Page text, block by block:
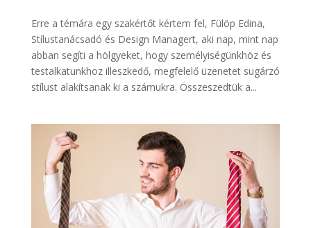
Erre a témára egy szakértőt kértem fel, Fülöp Edina,
Stílustanácsadó és Design Managert, aki nap, mint nap
abban segíti a hölgyeket, hogy személyiségünkhöz és
testalkatunkhoz illeszkedő, megfelelő üzenetet sugárzó
stílust alakítsanak ki a számukra. Összeszedtük a...